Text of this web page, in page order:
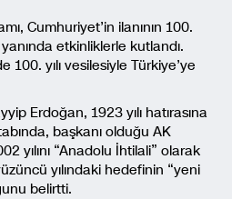
Cumhuriyet’in ilanının 100.
etkinliklerle kutlandı.
100. yılı vesilesiyle Türkiye’ye
Erdoğan, 1923 yılı hatırasına
başkanı olduğu AK
yılını “Anadolu İhtilali” olarak
yılındaki hedefinin “yeni
belirtti.